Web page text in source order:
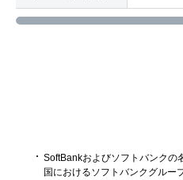
SoftBankおよびソフトバンクの
国におけるソフトバンクグルー